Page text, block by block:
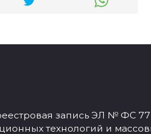
запись ЭЛ № ФС 77
технологий и